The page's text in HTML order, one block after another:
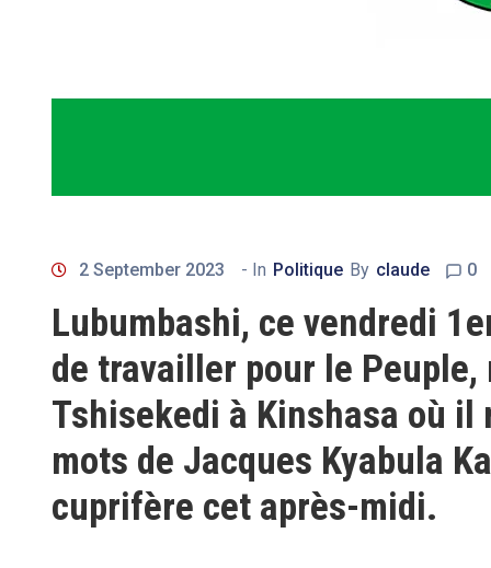
2 September 2023 - In Politique By claude 0
Lubumbashi, ce vendredi
de travailler pour le Peuple,
Tshisekedi à Kinshasa où il
mots de Jacques Kyabula
cuprifère cet après-midi.